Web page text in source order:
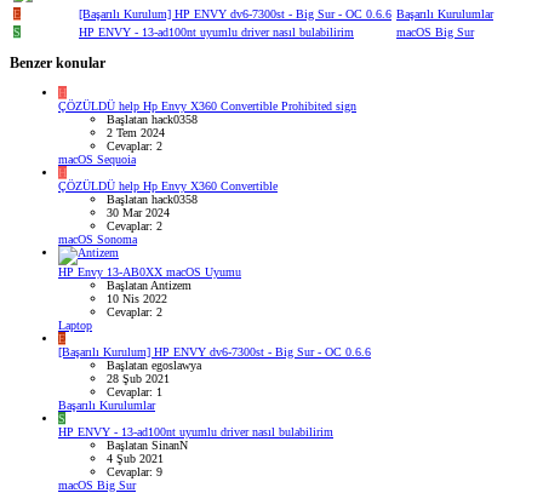
E
[Başarılı Kurulum] HP ENVY dv6-7300st - Big Sur - OC 0.6.6 Başarılı Kurulumlar
S
HP ENVY - 13-ad100nt uyumlu driver nasıl bulabilirim macOS Big Sur
Benzer konular
H
ÇÖZÜLDÜ help Hp Envy X360 Convertible Prohibited sign
Başlatan hack0358
2 Tem 2024
Cevaplar: 2
macOS Sequoia
H
ÇÖZÜLDÜ help Hp Envy X360 Convertible
Başlatan hack0358
30 Mar 2024
Cevaplar: 2
macOS Sonoma
HP Envy 13-AB0XX macOS Uyumu
Başlatan Antizem
10 Nis 2022
Cevaplar: 2
Laptop
E
[Başarılı Kurulum] HP ENVY dv6-7300st - Big Sur - OC 0.6.6
Başlatan egoslawya
28 Şub 2021
Cevaplar: 1
Başarılı Kurulumlar
S
HP ENVY - 13-ad100nt uyumlu driver nasıl bulabilirim
Başlatan SinanN
4 Şub 2021
Cevaplar: 9
macOS Big Sur